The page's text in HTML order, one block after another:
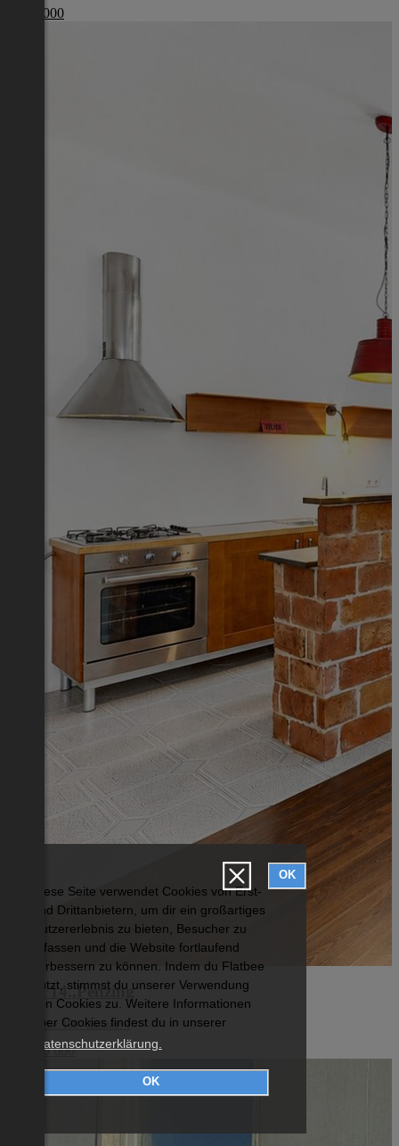
Diese Seite verwendet Cookies von Erst-
und Drittanbietern, um dir ein großartiges
Nutzererlebnis zu bieten, Besucher zu
erfassen und die Website fortlaufend
verbessern zu können. Indem du Flatbee
nutzt, stimmst du unserer Verwendung
von Cookies zu. Weitere Informationen
über Cookies findest du in unserer
Datenschutzerklärung.
OK
OK
€ 387 000
Wien 14.,Penzing
Wohnfläche: 108 Zimmer: 4
€ 1 200 000